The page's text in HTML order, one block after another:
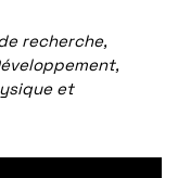
recherche,
et